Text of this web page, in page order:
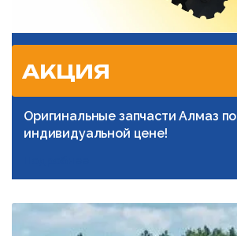
АКЦИЯ
Оригинальные запчасти Алмаз по
индивидуальной цене!